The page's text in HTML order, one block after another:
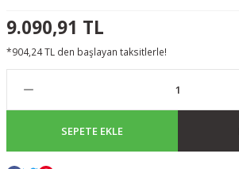
9.090,91 TL
*904,24 TL den başlayan taksitlerle!
SEPETE EKLE